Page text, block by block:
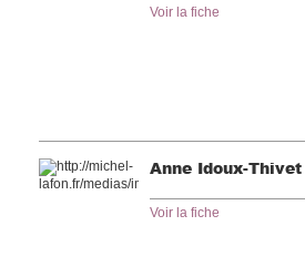
Voir la fiche
Anne Idoux-Thivet
Voir la fiche